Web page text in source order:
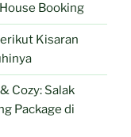
Booking
Kisaran
Cozy: Salak
Package di